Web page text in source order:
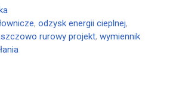
, odzysk energii cieplnej,
rurowy projekt, wymiennik